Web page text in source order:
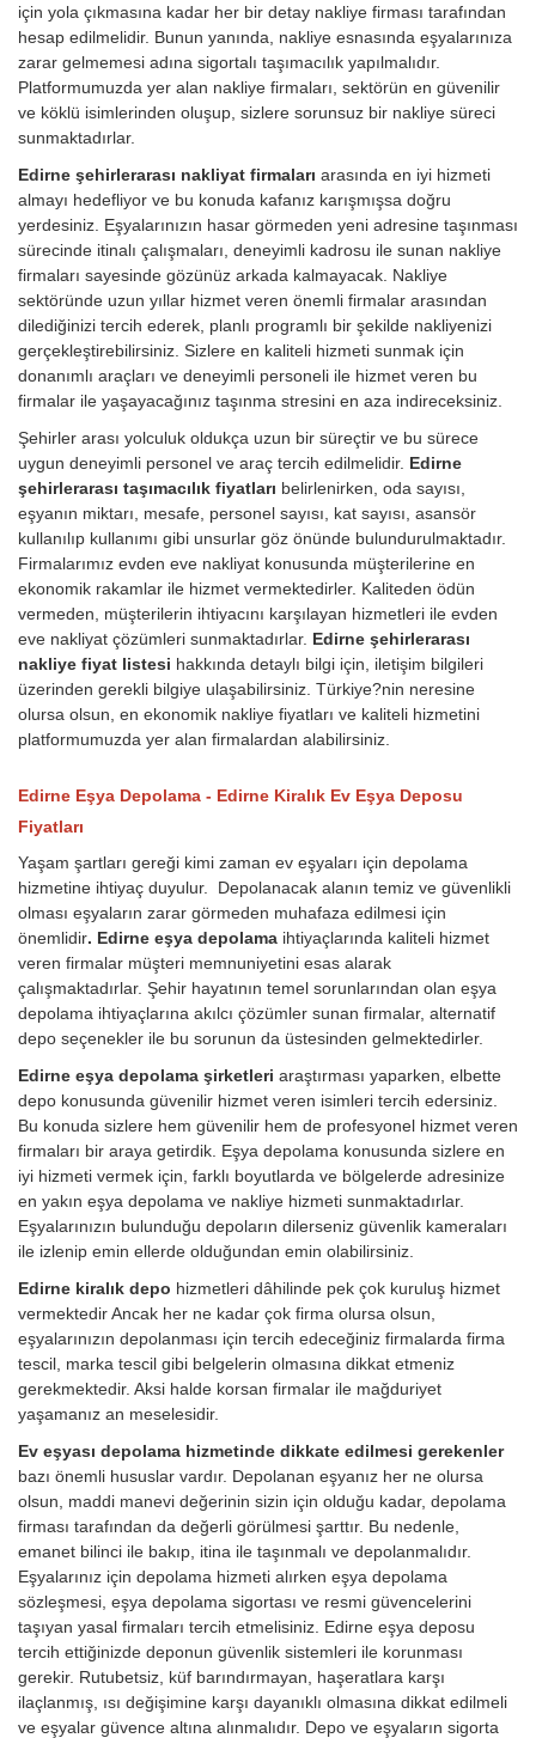
için yola çıkmasına kadar her bir detay nakliye firması tarafından
hesap edilmelidir. Bunun yanında, nakliye esnasında eşyalarınıza
zarar gelmemesi adına sigortalı taşımacılık yapılmalıdır.
Platformumuzda yer alan nakliye firmaları, sektörün en güvenilir
ve köklü isimlerinden oluşup, sizlere sorunsuz bir nakliye süreci
sunmaktadırlar.
Edirne şehirlerarası nakliyat firmaları arasında en iyi hizmeti
almayı hedefliyor ve bu konuda kafanız karışmışsa doğru
yerdesiniz. Eşyalarınızın hasar görmeden yeni adresine taşınması
sürecinde itinalı çalışmaları, deneyimli kadrosu ile sunan nakliye
firmaları sayesinde gözünüz arkada kalmayacak. Nakliye
sektöründe uzun yıllar hizmet veren önemli firmalar arasından
dilediğinizi tercih ederek, planlı programlı bir şekilde nakliyenizi
gerçekleştirebilirsiniz. Sizlere en kaliteli hizmeti sunmak için
donanımlı araçları ve deneyimli personeli ile hizmet veren bu
firmalar ile yaşayacağınız taşınma stresini en aza indireceksiniz.
Şehirler arası yolculuk oldukça uzun bir süreçtir ve bu sürece
uygun deneyimli personel ve araç tercih edilmelidir. Edirne
şehirlerarası taşımacılık fiyatları belirlenirken, oda sayısı,
eşyanın miktarı, mesafe, personel sayısı, kat sayısı, asansör
kullanılıp kullanımı gibi unsurlar göz önünde bulundurulmaktadır.
Firmalarımız evden eve nakliyat konusunda müşterilerine en
ekonomik rakamlar ile hizmet vermektedirler. Kaliteden ödün
vermeden, müşterilerin ihtiyacını karşılayan hizmetleri ile evden
eve nakliyat çözümleri sunmaktadırlar. Edirne şehirlerarası
nakliye fiyat listesi hakkında detaylı bilgi için, iletişim bilgileri
üzerinden gerekli bilgiye ulaşabilirsiniz. Türkiye?nin neresine
olursa olsun, en ekonomik nakliye fiyatları ve kaliteli hizmetini
platformumuzda yer alan firmalardan alabilirsiniz.
Edirne Eşya Depolama - Edirne Kiralık Ev Eşya Deposu
Fiyatları
Yaşam şartları gereği kimi zaman ev eşyaları için depolama
hizmetine ihtiyaç duyulur. Depolanacak alanın temiz ve güvenlikli
olması eşyaların zarar görmeden muhafaza edilmesi için
önemlidir. Edirne eşya depolama ihtiyaçlarında kaliteli hizmet
veren firmalar müşteri memnuniyetini esas alarak
çalışmaktadırlar. Şehir hayatının temel sorunlarından olan eşya
depolama ihtiyaçlarına akılcı çözümler sunan firmalar, alternatif
depo seçenekler ile bu sorunun da üstesinden gelmektedirler.
Edirne eşya depolama şirketleri araştırması yaparken, elbette
depo konusunda güvenilir hizmet veren isimleri tercih edersiniz.
Bu konuda sizlere hem güvenilir hem de profesyonel hizmet veren
firmaları bir araya getirdik. Eşya depolama konusunda sizlere en
iyi hizmeti vermek için, farklı boyutlarda ve bölgelerde adresinize
en yakın eşya depolama ve nakliye hizmeti sunmaktadırlar.
Eşyalarınızın bulunduğu depoların dilerseniz güvenlik kameraları
ile izlenip emin ellerde olduğundan emin olabilirsiniz.
Edirne kiralık depo hizmetleri dâhilinde pek çok kuruluş hizmet
vermektedir Ancak her ne kadar çok firma olursa olsun,
eşyalarınızın depolanması için tercih edeceğiniz firmalarda firma
tescil, marka tescil gibi belgelerin olmasına dikkat etmeniz
gerekmektedir. Aksi halde korsan firmalar ile mağduriyet
yaşamanız an meselesidir.
Ev eşyası depolama hizmetinde dikkate edilmesi gerekenler
bazı önemli hususlar vardır. Depolanan eşyanız her ne olursa
olsun, maddi manevi değerinin sizin için olduğu kadar, depolama
firması tarafından da değerli görülmesi şarttır. Bu nedenle,
emanet bilinci ile bakıp, itina ile taşınmalı ve depolanmalıdır.
Eşyalarınız için depolama hizmeti alırken eşya depolama
sözleşmesi, eşya depolama sigortası ve resmi güvencelerini
taşıyan yasal firmaları tercih etmelisiniz. Edirne eşya deposu
tercih ettiğinizde deponun güvenlik sistemleri ile korunması
gerekir. Rutubetsiz, küf barındırmayan, haşeratlara karşı
ilaçlanmış, ısı değişimine karşı dayanıklı olmasına dikkat edilmeli
ve eşyalar güvence altına alınmalıdır. Depo ve eşyaların sigorta